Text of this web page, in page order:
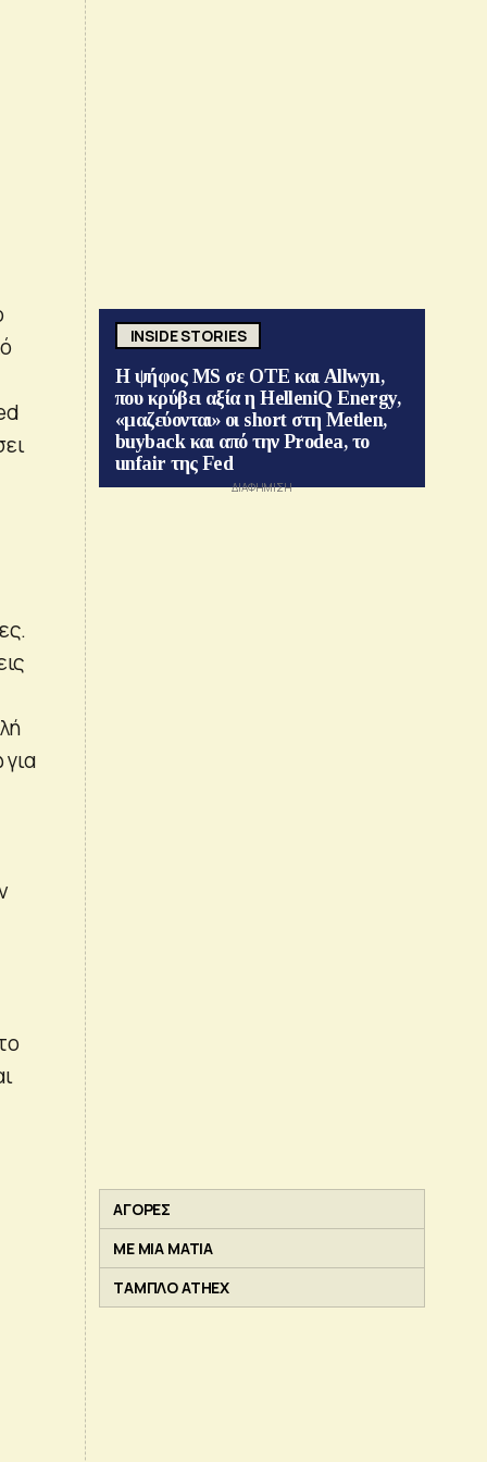
INSIDE STORIES
Η ψήφος MS σε ΟΤΕ και Allwyn,
που κρύβει αξία η HelleniQ Energy,
«μαζεύονται» οι short στη Metlen,
buyback και από την Prodea, το
unfair της Fed
ΑΓΟΡΕΣ
ΜΕ ΜΙΑ ΜΑΤΙΑ
ΤΑΜΠΛΟ ATHEX